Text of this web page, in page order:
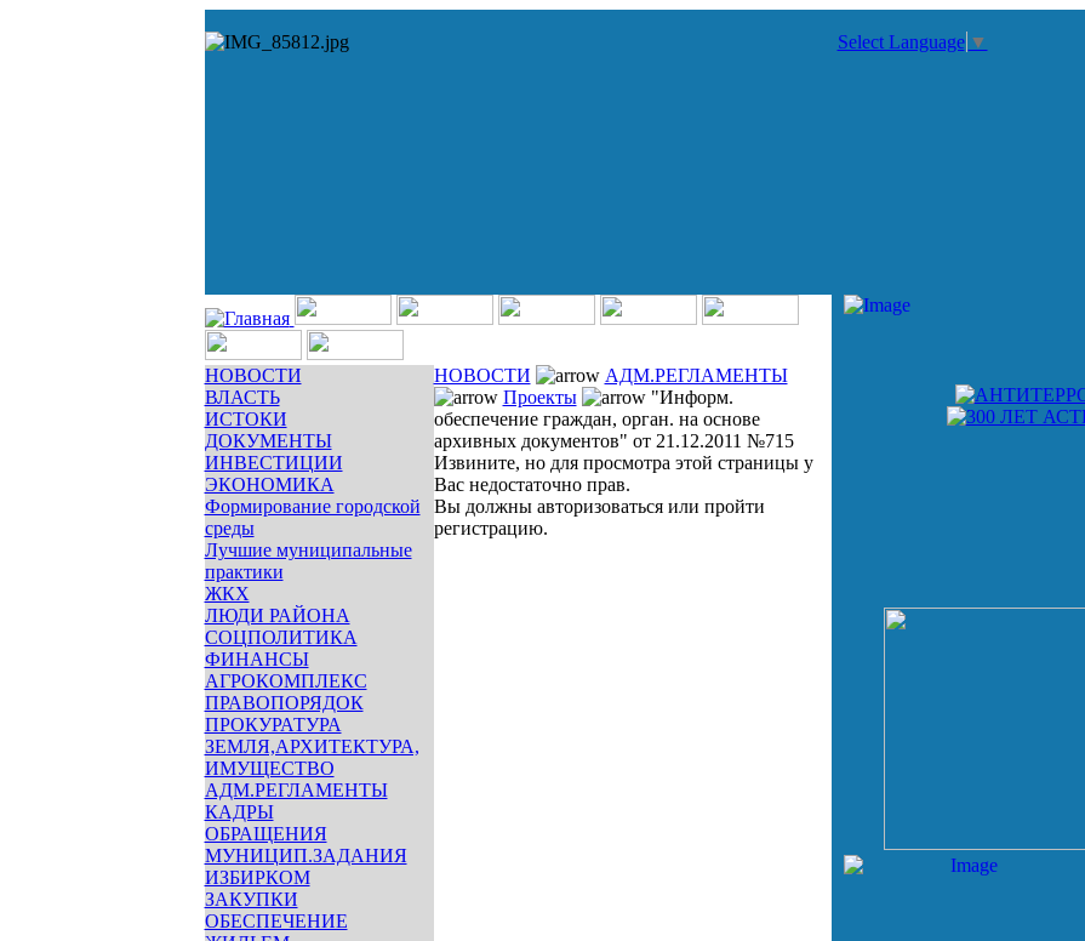
Select Language ▼
НОВОСТИ
ВЛАСТЬ
ИСТОКИ
ДОКУМЕНТЫ
ИНВЕСТИЦИИ
ЭКОНОМИКА
Формирование городской
среды
Лучшие муниципальные
практики
ЖКХ
ЛЮДИ РАЙОНА
СОЦПОЛИТИКА
ФИНАНСЫ
АГРОКОМПЛЕКС
ПРАВОПОРЯДОК
ПРОКУРАТУРА
ЗЕМЛЯ,АРХИТЕКТУРА,
ИМУЩЕСТВО
АДМ.РЕГЛАМЕНТЫ
КАДРЫ
ОБРАЩЕНИЯ
МУНИЦИП.ЗАДАНИЯ
ИЗБИРКОМ
ЗАКУПКИ
ОБЕСПЕЧЕНИЕ
НОВОСТИ
АДМ.РЕГЛАМЕНТЫ
Проекты
"Информ.
обеспечение граждан, орган. на основе
архивных документов" от 21.12.2011 №715
Извините, но для просмотра этой страницы у
Вас недостаточно прав.
Вы должны авторизоваться или пройти
регистрацию.